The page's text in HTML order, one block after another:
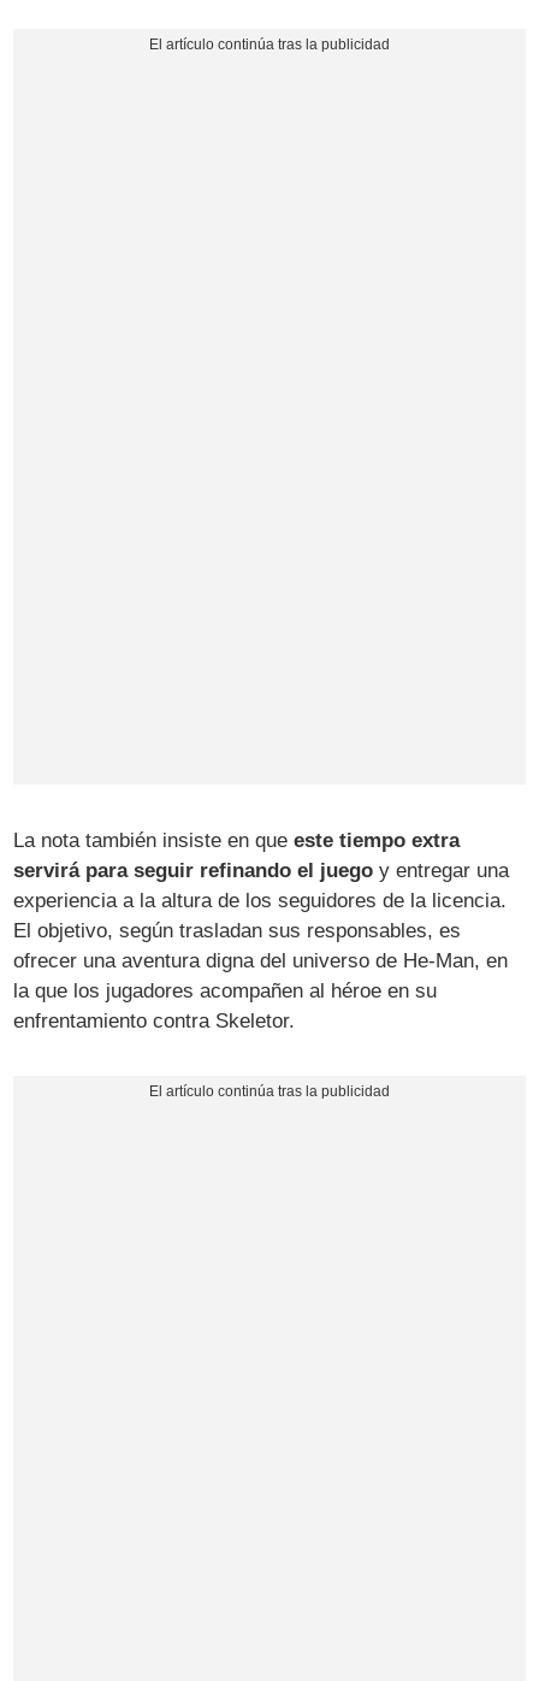
La nota también insiste en queeste tiempo extra
servirá para seguir refinando el juego y entregar una
experiencia a la altura de los seguidores de la licencia.
El objetivo, según trasladan sus responsables, es
ofrecer una aventura digna del universo de He-Man, en
la que los jugadores acompañen al héroe en su
enfrentamiento contra Skeletor.